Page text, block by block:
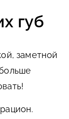
губ
заметной